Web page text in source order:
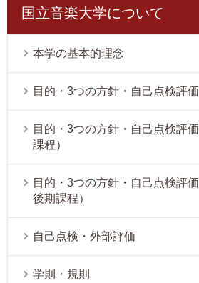
国立音楽大学について
本学の基本的理念
目的・3つの方針・自己点検評
目的・3つの方針・自己点検評
課程）
目的・3つの方針・自己点検評
後期課程）
自己点検・外部評価
学則・規則